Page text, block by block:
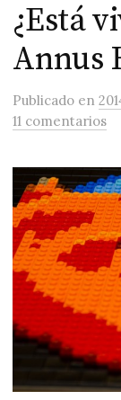
¿Está
Annus
Publicado en
11 comentarios